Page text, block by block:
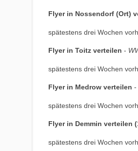
Flyer in Nossendorf (Ort)
spätestens drei Wochen
Flyer in Toitz verteilen -
spätestens drei Wochen
Flyer in Medrow verteilen -
spätestens drei Wochen
Flyer in Demmin verteilen
spätestens drei Wochen